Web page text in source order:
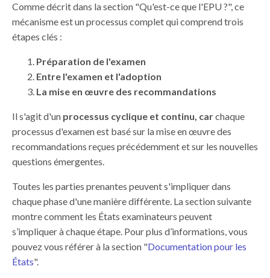
Comme décrit dans la section "Qu'est-ce que l'EPU ?", ce
mécanisme est un processus completqui comprend trois
étapes clés :
Préparation de l'examen
Entre l'examen et l'adoption
La mise en œuvre des recommandations
Il s'agit d'un processus cyclique et continu, carchaque
processus d'examen est basé sur la mise en œuvre des
recommandations reçues précédemmentet sur les nouvelles
questions émergentes.
Toutes les parties prenantes peuvent s'impliquer dans
chaque phase d'une manière différente. La section suivante
montre comment les États examinateurs peuvent
s’impliquer à chaque étape. Pour plus d’informations, vous
pouvez vous référer à la section "Documentation pour les
États".